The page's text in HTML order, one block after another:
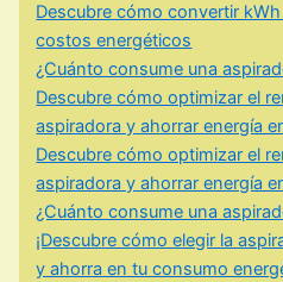
Descubre cómo convertir
costos energéticos
¿Cuánto consume una
Descubre cómo optimizar el
aspiradora y ahorrar energía
Descubre cómo optimizar el
aspiradora y ahorrar energía
¿Cuánto consume una
¡Descubre cómo elegir la
y ahorra en tu consumo